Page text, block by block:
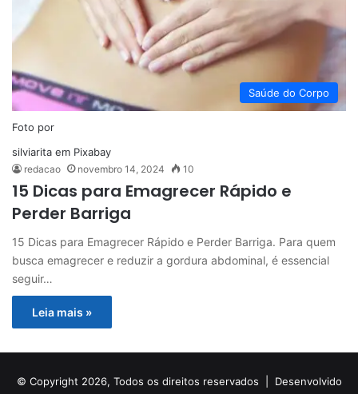
Saúde do Corpo
Foto por
silviarita em Pixabay
redacao novembro 14, 2024 10
15 Dicas para Emagrecer Rápido e
Perder Barriga
15 Dicas para Emagrecer Rápido e Perder Barriga. Para quem
busca emagrecer e reduzir a gordura abdominal, é essencial
seguir…
Leia mais »
© Copyright 2026, Todos os direitos reservados | Desenvolvido